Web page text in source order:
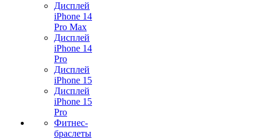
Дисплей
iPhone 14
Pro Max
Дисплей
iPhone 14
Pro
Дисплей
iPhone 15
Дисплей
iPhone 15
Pro
Фитнес-
браслеты